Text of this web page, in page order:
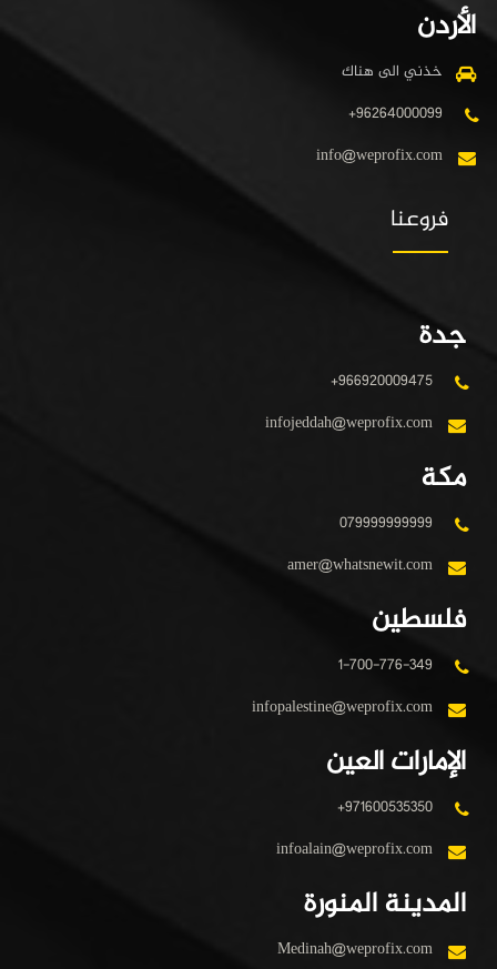
الأردن
خذني الى هناك
+96264000099
info@weprofix.com
فروعنا
جدة
+966920009475
infojeddah@weprofix.com
مكة
079999999999
amer@whatsnewit.com
فلسطين
1-700-776-349
infopalestine@weprofix.com
الإمارات العين
+971600535350
infoalain@weprofix.com
المدينة المنورة
Medinah@weprofix.com